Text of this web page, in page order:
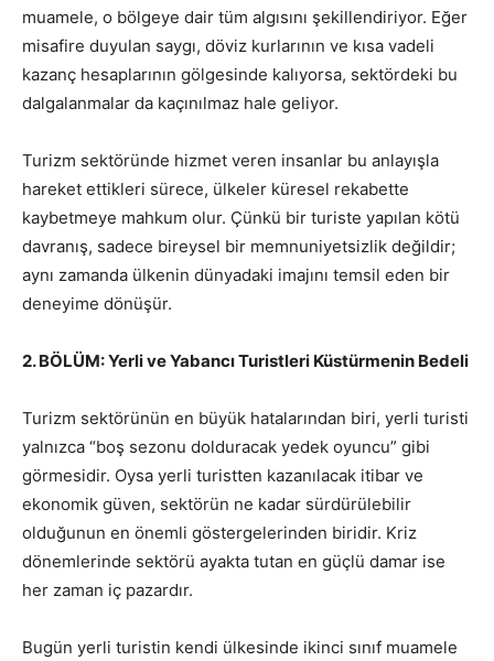
muamele, o bölgeye dair tüm algısını şekillendiriyor. Eğer
misafire duyulan saygı, döviz kurlarının ve kısa vadeli
kazanç hesaplarının gölgesinde kalıyorsa, sektördeki bu
dalgalanmalar da kaçınılmaz hale geliyor.
Turizm sektöründe hizmet veren insanlar bu anlayışla
hareket ettikleri sürece, ülkeler küresel rekabette
kaybetmeye mahkum olur. Çünkü bir turiste yapılan kötü
davranış, sadece bireysel bir memnuniyetsizlik değildir;
aynı zamanda ülkenin dünyadaki imajını temsil eden bir
deneyime dönüşür.
2. BÖLÜM: Yerli ve Yabancı Turistleri Küstürmenin Bedeli
Turizm sektörünün en büyük hatalarından biri, yerli turisti
yalnızca “boş sezonu dolduracak yedek oyuncu” gibi
görmesidir. Oysa yerli turistten kazanılacak itibar ve
ekonomik güven, sektörün ne kadar sürdürülebilir
olduğunun en önemli göstergelerinden biridir. Kriz
dönemlerinde sektörü ayakta tutan en güçlü damar ise
her zaman iç pazardır.
Bugün yerli turistin kendi ülkesinde ikinci sınıf muamele